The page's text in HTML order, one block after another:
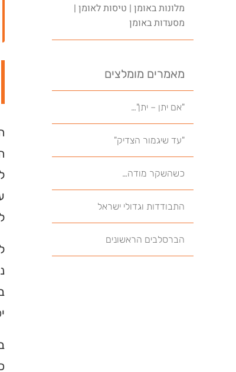
מלונות באומן | טיסות לאומן |
מסעדות באומן
מאמרים מומלצים
"אם יתן – יתן"…
"עד שיגמור הצדיק"
כשהשקר מודה…
התבודדות וגדולי ישראל
הברסלבים הראשונים